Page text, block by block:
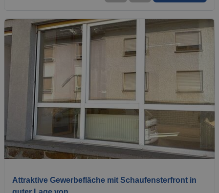
1 / 10
Attraktive Gewerbefläche mit Schaufensterfront in